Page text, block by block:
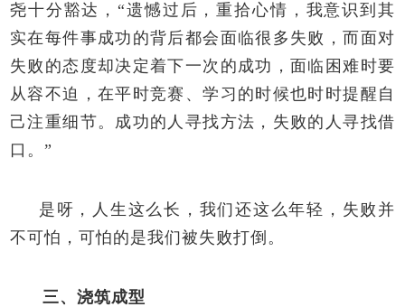
尧十分豁达，“遗憾过后，重拾心情，我意识到其
实在每件事成功的背后都会面临很多失败，而面对
失败的态度却决定着下一次的成功，面临困难时要
从容不迫，在平时竞赛、学习的时候也时时提醒自
己注重细节。成功的人寻找方法，失败的人寻找借
口。”
是呀，人生这么长，我们还这么年轻，失败并
不可怕，可怕的是我们被失败打倒。
三、浇筑成型